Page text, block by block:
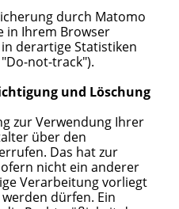
durch Matomo
in Ihrem Browser
derartige Statistiken
not-track").
und Löschung
zur Verwendung Ihrer
über den
Das hat zur
nicht ein anderer
Verarbeitung vorliegt
dürfen. Ein